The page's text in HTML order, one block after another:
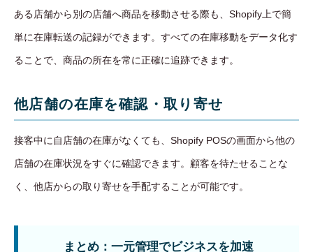
ある店舗から別の店舗へ商品を移動させる際も、Shopify上で簡
単に在庫転送の記録ができます。すべての在庫移動をデータ化す
ることで、商品の所在を常に正確に追跡できます。
他店舗の在庫を確認・取り寄せ
接客中に自店舗の在庫がなくても、Shopify POSの画面から他の
店舗の在庫状況をすぐに確認できます。顧客を待たせることな
く、他店からの取り寄せを手配することが可能です。
まとめ：一元管理でビジネスを加速